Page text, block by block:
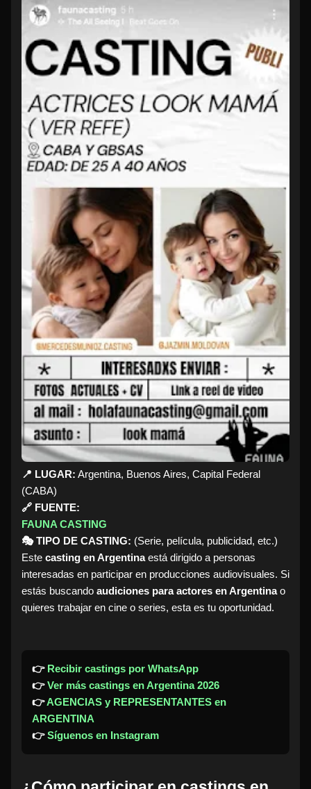
📍 LUGAR: Argentina, Buenos Aires, Capital Federal
(CABA)
🔗 FUENTE:
FAUNA CASTING
🎭 TIPO DE CASTING: (Serie, película, publicidad, etc.)
Este casting en Argentinaestá dirigido a personas
interesadas en participar en producciones audiovisuales. Si
estás buscando audiciones para actores en Argentinao
quieres trabajar en cine o series, esta es tu oportunidad.
👉 Recibir castings por WhatsApp
👉Ver más castings en Argentina 2026
👉AGENCIAS y REPRESENTANTES en
ARGENTINA
👉Síguenos en Instagram